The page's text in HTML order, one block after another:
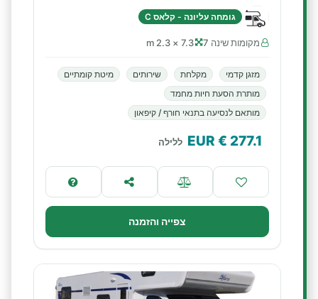
גומחה עליונה - קלאס C
מקומות שינה 7 7.3 × 2.3 m
מזגן קדמי מקלחת שירותים
מיטת קומתיים
מותרת הסעת חיות מחמד
מותאם לנסיעה בתנאי חורף / קיפאון
277.1
€ EUR ללילה
צפייה והזמנה